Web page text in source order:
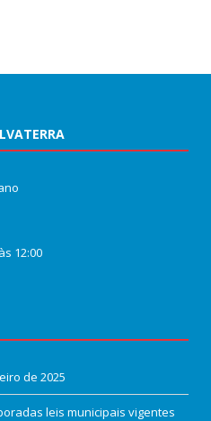
12:00
de 2025
leis municipais vigentes